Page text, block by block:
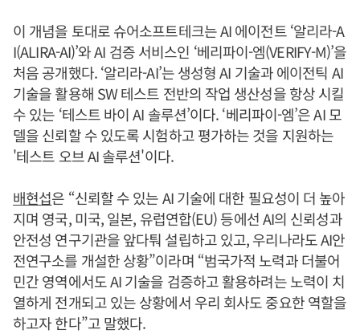
이 개념을 토대로 슈어소프트테크는 AI 에이전트 ‘알리라-A
I(ALIRA-AI)’와 AI 검증 서비스인 ‘베리파이-엠(VERIFY-M)’을
처음 공개했다. ‘알리라-AI’는 생성형 AI 기술과 에이전틱 AI
기술을 활용해 SW 테스트 전반의 작업 생산성을 항상 시킬
수 있는 ‘테스트 바이 AI 솔루션’이다. ‘베리파이-엠’은 AI 모
델을 신뢰할 수 있도록 시험하고 평가하는 것을 지원하는
'테스트 오브 AI 솔루션'이다.
배현섭은 “신뢰할 수 있는 AI 기술에 대한 필요성이 더 높아
지며 영국, 미국, 일본, 유럽연합(EU) 등에선 AI의 신뢰성과
안전성 연구기관을 앞다퉈 설립하고 있고, 우리나라도 AI안
전연구소를 개설한 상황”이라며 “범국가적 노력과 더불어
민간 영역에서도 AI 기술을 검증하고 활용하려는 노력이 치
열하게 전개되고 있는 상황에서 우리 회사도 중요한 역할을
하고자 한다”고 말했다.